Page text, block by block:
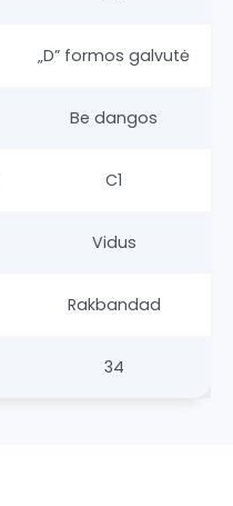
„D” formos galvutė
Be dangos
C1
Vidus
Rakbandad
34